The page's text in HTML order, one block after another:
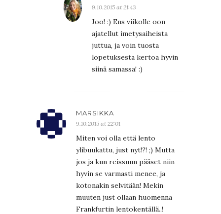
9.10.2015 at 21:43
Joo! :) Ens viikolle oon
ajatellut imetysaiheista
juttua, ja voin tuosta
lopetuksesta kertoa hyvin
siinä samassa! :)
MARSIKKA
9.10.2015 at 22:01
Miten voi olla että lento
ylibuukattu, just nyt!?! ;) Mutta
jos ja kun reissuun pääset niin
hyvin se varmasti menee, ja
kotonakin selvitään! Mekin
muuten just ollaan huomenna
Frankfurtin lentokentällä..!